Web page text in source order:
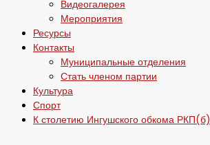
Видеогалерея
Мероприятия
Ресурсы
Контакты
Муниципальные отделения
Стать членом партии
Культура
Спорт
К столетию Ингушского обкома РКП(б)